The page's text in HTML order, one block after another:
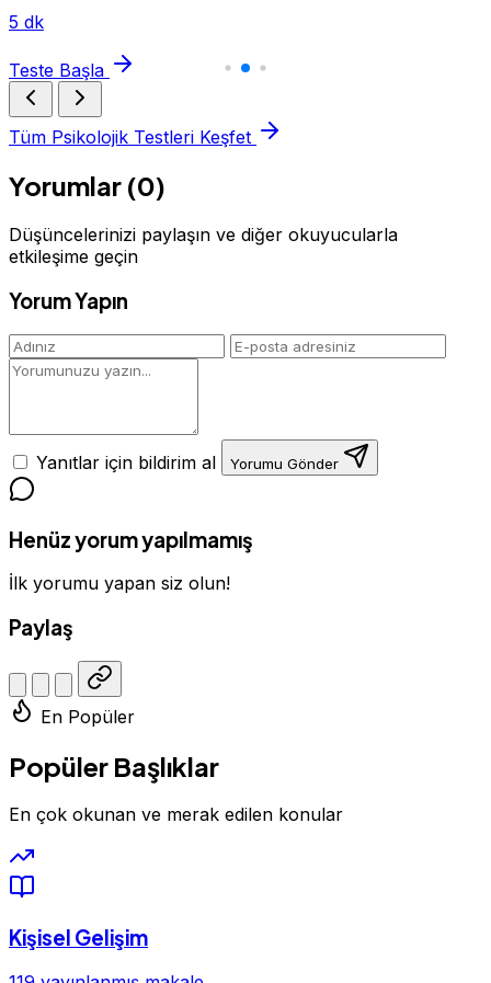
5 dk
Teste Başla
Tüm Psikolojik Testleri Keşfet
Yorumlar (0)
Düşüncelerinizi paylaşın ve diğer okuyucularla
etkileşime geçin
Yorum Yapın
Yanıtlar için bildirim al Yorumu Gönder
Henüz yorum yapılmamış
İlk yorumu yapan siz olun!
Paylaş
En Popüler
Popüler Başlıklar
En çok okunan ve merak edilen konular
Kişisel Gelişim